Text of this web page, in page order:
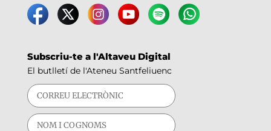
Subscriu-te a l'Altaveu Digital
El butlletí de l'Ateneu Santfeliuenc